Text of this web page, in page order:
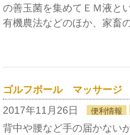
の善玉菌を集めてＥＭ液と
有機農法などのほか、家畜
ゴルフボール マッサージ
2017年11月26日
便利情報
背中や腰など手の届かない